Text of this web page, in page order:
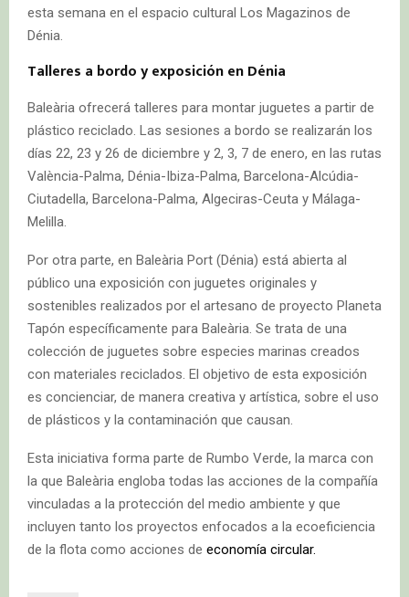
esta semana en el espacio cultural Los Magazinos de
Dénia.
Talleres a bordo y exposición en Dénia
Baleària ofrecerá talleres para montar juguetes a partir de
plástico reciclado. Las sesiones a bordo se realizarán los
días 22, 23 y 26 de diciembre y 2, 3, 7 de enero, en las rutas
València-Palma, Dénia-Ibiza-Palma, Barcelona-Alcúdia-
Ciutadella, Barcelona-Palma, Algeciras-Ceuta y Málaga-
Melilla.
Por otra parte, en Baleària Port (Dénia) está abierta al
público una exposición con juguetes originales y
sostenibles realizados por el artesano de proyecto Planeta
Tapón específicamente para Baleària. Se trata de una
colección de juguetes sobre especies marinas creados
con materiales reciclados. El objetivo de esta exposición
es concienciar, de manera creativa y artística, sobre el uso
de plásticos y la contaminación que causan.
Esta iniciativa forma parte de Rumbo Verde, la marca con
la que Baleària engloba todas las acciones de la compañía
vinculadas a la protección del medio ambiente y que
incluyen tanto los proyectos enfocados a la ecoeficiencia
de la flota como acciones de economía circular.